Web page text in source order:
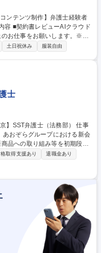
お仕事をお願いします。※ご
該分野をご担当いただきま
意しています。 ■サービス拡
など）の専門の外部弁護士と
する業務となります。 ※弁護
大手町【法
法務の課題解決を行う
土日祝休み 服装自由
士
おぞらグループにおける新会
品への取り組み等を初期段階
トする業務を担っています。
等のサポートに加え、行員向
）、営業部門やグループ会社
キング等をご担当頂きます。
格取得支援あり
退職金あり